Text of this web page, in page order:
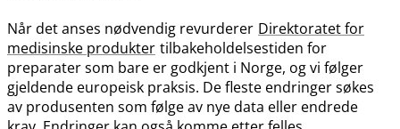
Når det anses nødvendig revurderer Direktoratet for
medisinske produkter tilbakeholdelsestiden for
preparater som bare er godkjent i Norge, og vi følger
gjeldende europeisk praksis. De fleste endringer søkes
av produsenten som følge av nye data eller endrede